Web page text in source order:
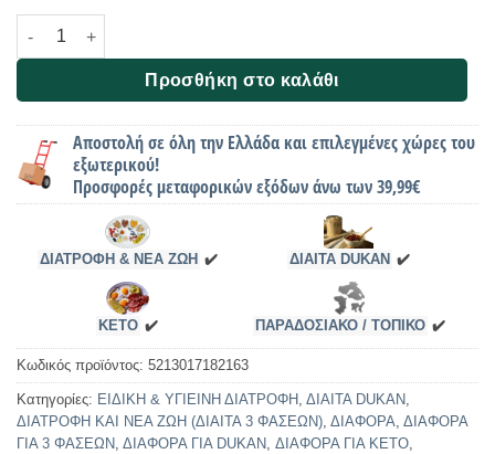
Θαλασσινό ακατέργαστο αλάτι Λέσβου με ούζο, Γυάλινος
Προσθήκη στο καλάθι
Αποστολή σε όλη την Ελλάδα και επιλεγμένες χώρες του
εξωτερικού!
Προσφορές μεταφορικών εξόδων άνω των 39,99€
ΔΙΑΤΡΟΦΗ & ΝΕΑ ΖΩΗ ✔️ ΔΙΑΙΤΑ DUKAN ✔️
KETO ✔️ ΠΑΡΑΔΟΣΙΑΚΟ / ΤΟΠΙΚΟ ✔️
Κωδικός προϊόντος: 5213017182163
Κατηγορίες: ΕΙΔΙΚΗ & ΥΓΙΕΙΝΗ ΔΙΑΤΡΟΦΗ , ΔΙΑΙΤΑ DUKAN,
ΔΙΑΤΡΟΦΗ ΚΑΙ ΝΕΑ ΖΩΗ (ΔΙΑΙΤΑ 3 ΦΑΣΕΩΝ), ΔΙΑΦΟΡΑ, ΔΙΑΦΟΡΑ
ΓΙΑ 3 ΦΑΣΕΩΝ, ΔΙΑΦΟΡΑ ΓΙΑ DUKAN, ΔΙΑΦΟΡΑ ΓΙΑ ΚΕΤΟ,